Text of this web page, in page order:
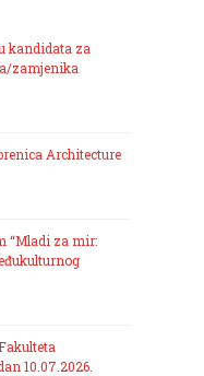
kandidata za
zamjenika
Architecture
“Mladi za mir:
10.07.2026.